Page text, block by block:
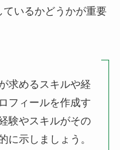
ているかどうかが重要
求めるスキルや経
フィールを作成す
験やスキルがその
に示しましょう。